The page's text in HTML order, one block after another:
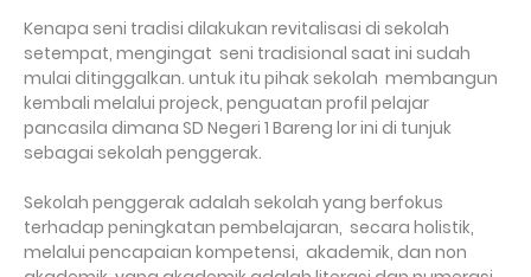
Kenapa seni tradisi dilakukan revitalisasi di sekolah
setempat, mengingat seni tradisional saat ini sudah
mulai ditinggalkan. untuk itu pihak sekolah membangun
kembali melalui projeck, penguatan profil pelajar
pancasila dimana SD Negeri 1 Bareng lor ini di tunjuk
sebagai sekolah penggerak.
Sekolah penggerak adalah sekolah yang berfokus
terhadap peningkatan pembelajaran, secara holistik,
melalui pencapaian kompetensi, akademik, dan non